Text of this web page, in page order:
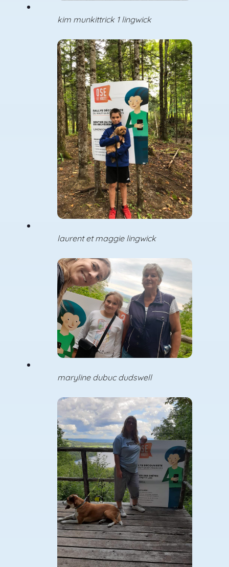
kim munkittrick 1 lingwick
laurent et maggie lingwick
maryline dubuc dudswell